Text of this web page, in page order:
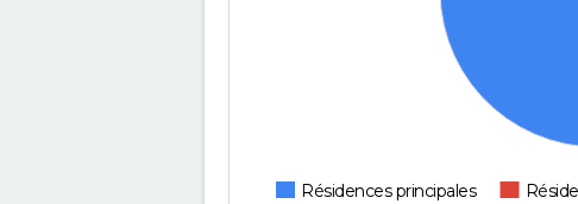
Résidences principales